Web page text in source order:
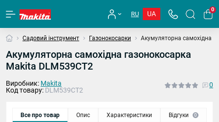
RU UA
0
Садовий інструмент Газонокосарки Акумуляторна самохідна
Акумуляторна самохідна газонокосарка
Makita DLM539CT2
Виробник: Makita
Код товару: DLM539CT2
0
Все про товар Опис Характеристики Відгуки 0